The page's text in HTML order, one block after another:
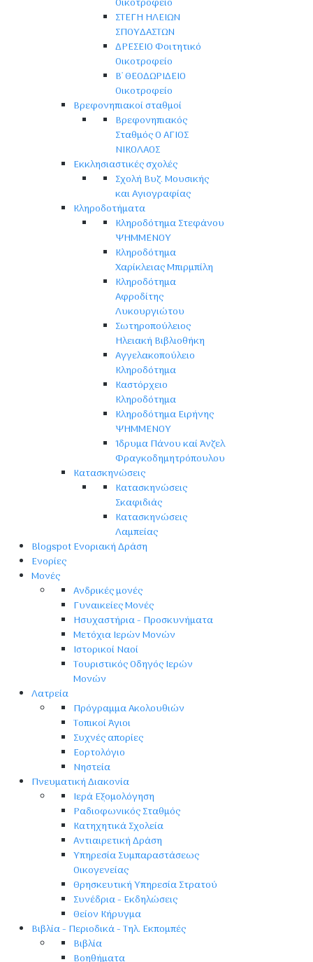
ΣΤΕΓΗ ΗΛΕΙΩΝ
ΣΠΟΥΔΑΣΤΩΝ
ΔΡΕΣΕΙΟ Φοιτητικό
Οικοτροφείο
Β' ΘΕΟΔΩΡΙΔΕΙΟ
Οικοτροφείο
Βρεφονηπιακοί σταθμοί
Βρεφονηπιακός
Σταθμός Ο ΑΓΙΟΣ
ΝΙΚΟΛΑΟΣ
Εκκλησιαστικές σχολές
Σχολή Βυζ. Μουσικής
και Αγιογραφίας
Κληροδοτήματα
Κληροδότημα Στεφάνου
ΨΗΜΜΕΝΟΥ
Κληροδότημα
Χαρίκλειας Μπιρμπίλη
Κληροδότημα
Αφροδίτης
Λυκουργιώτου
Σωτηροπούλειος
Ηλειακή Βιβλιοθήκη
Αγγελακοπούλειο
Κληροδότημα
Καστόρχειο
Κληροδότημα
Κληροδότημα Ειρήνης
ΨΗΜΜΕΝΟΥ
Ίδρυμα Πάνου καί Άνζελ
Φραγκοδημητρόπουλου
Κατασκηνώσεις
Κατασκηνώσεις
Σκαφιδιάς
Κατασκηνώσεις
Λαμπείας
Blogspot Ενοριακή Δράση
Ενορίες
Μονές
Ανδρικές μονές
Γυναικείες Μονές
Ησυχαστήρια - Προσκυνήματα
Μετόχια Ιερών Μονών
Ιστορικοί Ναοί
Τουριστικός Οδηγός Ιερών
Μονών
Λατρεία
Πρόγραμμα Ακολουθιών
Τοπικοί Άγιοι
Συχνές απορίες
Εορτολόγιο
Νηστεία
Πνευματική Διακονία
Ιερά Εξομολόγηση
Ραδιοφωνικός Σταθμός
Κατηχητικά Σχολεία
Αντιαιρετική Δράση
Υπηρεσία Συμπαραστάσεως
Οικογενείας
Θρησκευτική Υπηρεσία Στρατού
Συνέδρια - Εκδηλώσεις
Θείον Κήρυγμα
Βιβλία - Περιοδικά - Τηλ. Εκπομπές
Βιβλία